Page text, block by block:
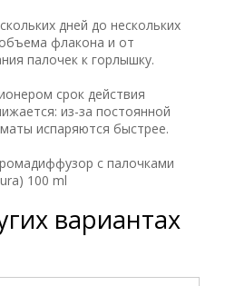
дней до нескольких
флакона и от
палочек к горлышку.
срок действия
из-за постоянной
испаряются быстрее.
с палочками
100 ml
вариантах